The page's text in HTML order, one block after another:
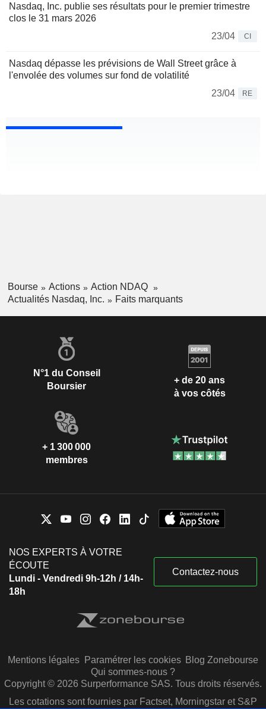
Nasdaq, Inc. publie ses résultats pour le premier trimestre
clos le 31 mars 2026
23/04
CI
Nasdaq dépasse les prévisions de Wall Street grâce à
l'envolée des volumes sur fond de volatilité
23/04
RE
Bourse Actions
Action NDAQ
Actualités Nasdaq, Inc.
Faits marquants
N°1 du Conseil
Boursier
+ de 20 ans
à vos côtés
+ 1 300 000
membres
NOS EXPERTS À VOTRE
ÉCOUTE
Lundi - Vendredi 9h-12h / 14h-
18h
Contactez-nous
Mentions légales Paramétrer les cookies Blog Zonebourse
Qui sommes-nous ?
Copyright © 2026 Surperformance SAS. Tous droits réservés.
Les cotations sont fournies par Factset, Morningstar et S&P